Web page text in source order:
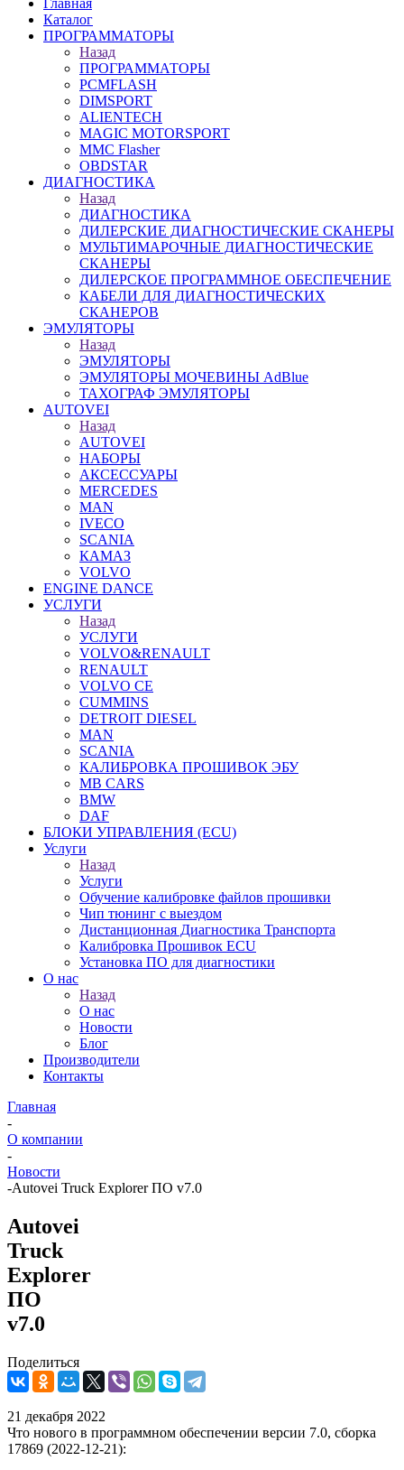
Главная
Каталог
ПРОГРАММАТОРЫ
Назад
ПРОГРАММАТОРЫ
PCMFLASH
DIMSPORT
ALIENTECH
MAGIC MOTORSPORT
MMC Flasher
OBDSTAR
ДИАГНОСТИКА
Назад
ДИАГНОСТИКА
ДИЛЕРСКИЕ ДИАГНОСТИЧЕСКИЕ СКАНЕРЫ
МУЛЬТИМАРОЧНЫЕ ДИАГНОСТИЧЕСКИЕ
СКАНЕРЫ
ДИЛЕРСКОЕ ПРОГРАММНОЕ ОБЕСПЕЧЕНИЕ
КАБЕЛИ ДЛЯ ДИАГНОСТИЧЕСКИХ
СКАНЕРОВ
ЭМУЛЯТОРЫ
Назад
ЭМУЛЯТОРЫ
ЭМУЛЯТОРЫ МОЧЕВИНЫ АdBlue
ТАХОГРАФ ЭМУЛЯТОРЫ
AUTOVEI
Назад
AUTOVEI
НАБОРЫ
АКСЕССУАРЫ
MERCEDES
MAN
IVECO
SCANIA
КАМАЗ
VOLVO
ENGINE DANCE
УСЛУГИ
Назад
УСЛУГИ
VOLVO&RENAULT
RENAULT
VOLVO CE
CUMMINS
DETROIT DIESEL
MAN
SCANIA
КАЛИБРОВКА ПРОШИВОК ЭБУ
MB CARS
BMW
DAF
БЛОКИ УПРАВЛЕНИЯ (ECU)
Услуги
Назад
Услуги
Обучение калибровке файлов прошивки
Чип тюнинг с выездом
Дистанционная Диагностика Транспорта
Калибровка Прошивок ECU
Установка ПО для диагностики
О нас
Назад
О нас
Новости
Блог
Производители
Контакты
Главная
-
О компании
-
Новости
-Autovei Truck Explorer ПО v7.0
Autovei
Truck
Explorer
ПО
v7.0
Поделиться
21 декабря 2022
Что нового в программном обеспечении версии 7.0, сборка
17869 (2022-12-21):